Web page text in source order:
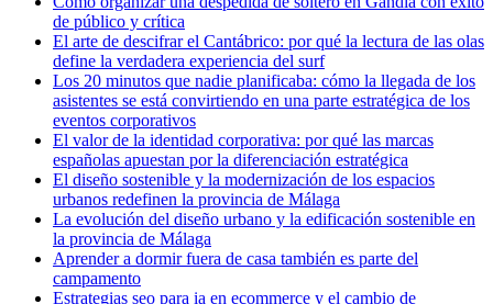
de público y crítica
El arte de descifrar el Cantábrico: por qué la lectura de las olas
define la verdadera experiencia del surf
Los 20 minutos que nadie planificaba: cómo la llegada de los
asistentes se está convirtiendo en una parte estratégica de los
eventos corporativos
El valor de la identidad corporativa: por qué las marcas
españolas apuestan por la diferenciación estratégica
El diseño sostenible y la modernización de los espacios
urbanos redefinen la provincia de Málaga
La evolución del diseño urbano y la edificación sostenible en
la provincia de Málaga
Aprender a dormir fuera de casa también es parte del
campamento
Estrategias seo para ia en ecommerce y el cambio de